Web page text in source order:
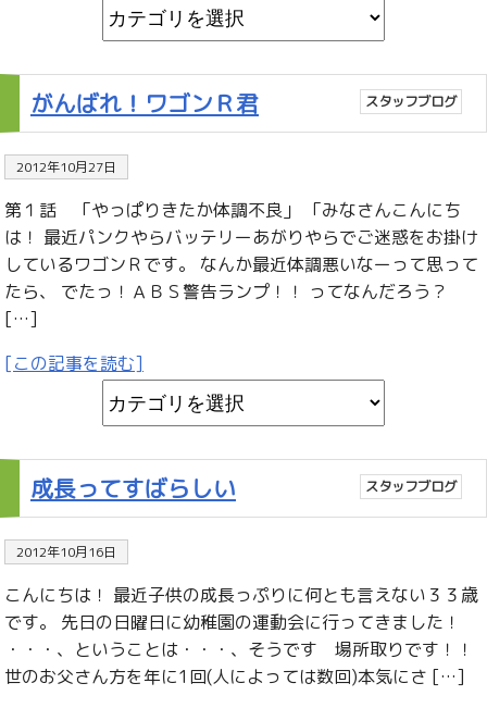
がんばれ！ワゴンＲ君 スタッフブログ
2012年10月27日
第１話 「やっぱりきたか体調不良」 「みなさんこんにち
は！ 最近パンクやらバッテリーあがりやらでご迷惑をお掛け
しているワゴンＲです。 なんか最近体調悪いなーって思って
たら、 でたっ！ＡＢＳ警告ランプ！！ ってなんだろう？
[…]
[この記事を読む]
成長ってすばらしい スタッフブログ
2012年10月16日
こんにちは！ 最近子供の成長っぷりに何とも言えない３３歳
です。 先日の日曜日に幼稚園の運動会に行ってきました！
・・・、ということは・・・、そうです 場所取りです！！
世のお父さん方を年に1回(人によっては数回)本気にさ […]